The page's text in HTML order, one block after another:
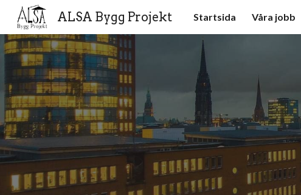
Skip to
ALSA Bygg Projekt Startsida Våra jobb